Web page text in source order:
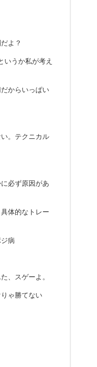
よ？
いうか私が考え
からいっぱい
。テクニカル
必ず原因があ
体的なトレー
病
、スゲーよ。
ゃ勝てない